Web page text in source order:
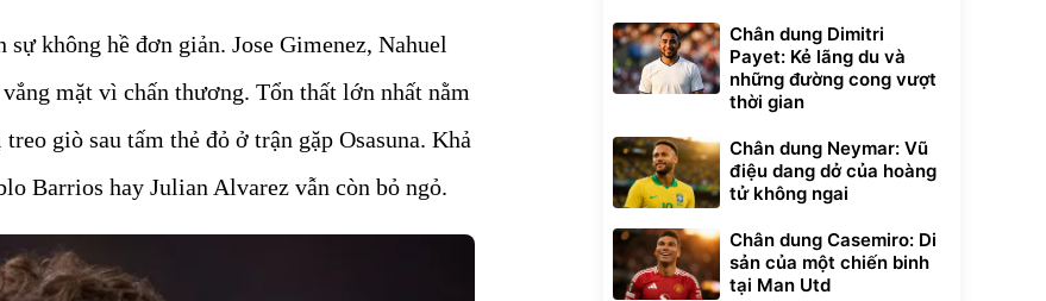
không hề đơn giản. Jose Gimenez, Nahuel
mặt vì chấn thương. Tổn thất lớn nhất nằm
giò sau tấm thẻ đỏ ở trận gặp Osasuna. Khả
Barrios hay Julian Alvarez vẫn còn bỏ ngỏ.
Chân dung Dimitri
Payet: Kẻ lãng du và
những đường cong vượt
thời gian
Chân dung Neymar: Vũ
điệu dang dở của hoàng
tử không ngai
Chân dung Casemiro: Di
sản của một chiến binh
tại Man Utd